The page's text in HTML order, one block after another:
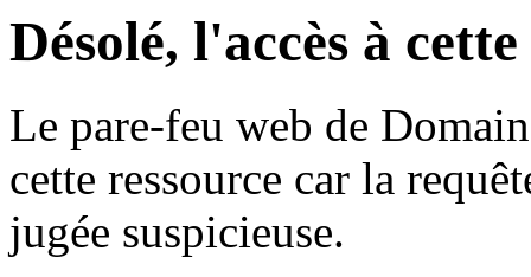
Désolé, l'accès à
Le pare-feu web de
cette ressource car la
jugée suspicieuse.